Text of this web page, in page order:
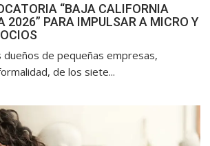
“BAJA CALIFORNIA
2026” PARA IMPULSAR A MICRO Y
dueños de pequeñas empresas,
de los siete...